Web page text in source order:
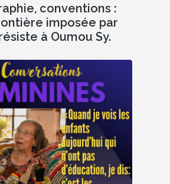
conventions :
imposée par
à Oumou Sy.